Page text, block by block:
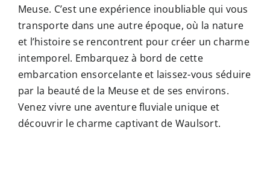
Meuse. C’est une expérience inoubliable qui vous
transporte dans une autre époque, où la nature
et l’histoire se rencontrent pour créer un charme
intemporel. Embarquez à bord de cette
embarcation ensorcelante et laissez-vous séduire
par la beauté de la Meuse et de ses environs.
Venez vivre une aventure fluviale unique et
découvrir le charme captivant de Waulsort.